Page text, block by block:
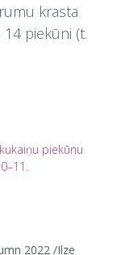
krasta
piekūni (t.
piekūnu
2022 /Ilze